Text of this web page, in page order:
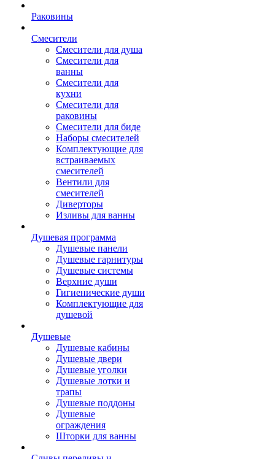
Раковины
Смесители
Смесители для душа
Смесители для
ванны
Смесители для
кухни
Смесители для
раковины
Смесители для биде
Наборы смесителей
Комплектующие для
встраиваемых
смесителей
Вентили для
смесителей
Диверторы
Изливы для ванны
Душевая программа
Душевые панели
Душевые гарнитуры
Душевые системы
Верхние души
Гигиенические души
Комплектующие для
душевой
Душевые
Душевые кабины
Душевые двери
Душевые уголки
Душевые лотки и
трапы
Душевые поддоны
Душевые
ограждения
Шторки для ванны